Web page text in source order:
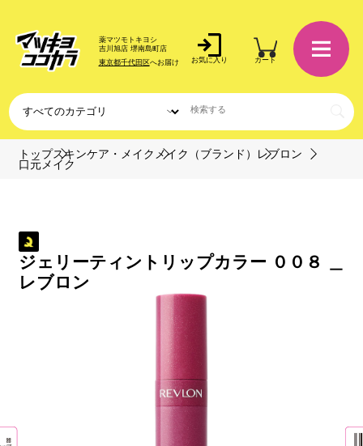
薬マツモトキヨシ
吉川旭店 堺南島町店
東京都千代田区へお届け お気に入り カート
トップスキンケア・メイク メイク（ブランド）
レブロン
口元メイク
ジェリーティントリップカラー ００８ ＿
レブロン